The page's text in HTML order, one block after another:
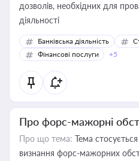
дозволів, необхідних для
діяльності
Банківська діяльність
Фінансові послуги
+5
Про форс-мажорні
Про що тема: Тема
визнання форс-мажорних